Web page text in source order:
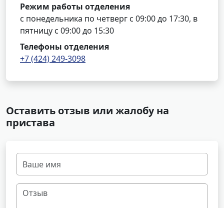
Режим работы отделения
с понедельника по четверг с 09:00 до 17:30, в
пятницу с 09:00 до 15:30
Телефоны отделения
+7 (424) 249-3098
Оставить отзыв или жалобу на
пристава